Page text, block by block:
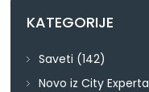
KATEGORIJE
Saveti (142)
Novo iz City Experta